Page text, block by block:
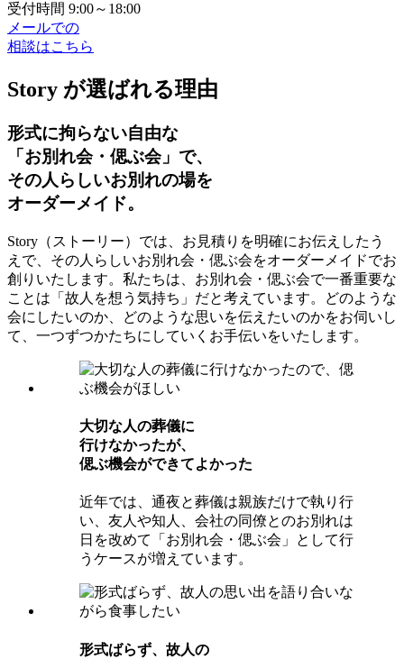
受付時間 9:00～18:00
メールでの
相談はこちら
Story が選ばれる理由
形式に拘らない自由な
「お別れ会・偲ぶ会」で、
その人らしいお別れの場を
オーダーメイド。
Story（ストーリー）では、お見積りを明確にお伝えしたう
えで、その人らしいお別れ会・偲ぶ会をオーダーメイドでお
創りいたします。私たちは、お別れ会・偲ぶ会で一番重要な
ことは「故人を想う気持ち」だと考えています。どのような
会にしたいのか、どのような思いを伝えたいのかをお伺いし
て、一つずつかたちにしていくお手伝いをいたします。
⼤切な⼈の葬儀に
⾏けなかったが、
偲ぶ機会ができてよかった
近年では、通夜と葬儀は親族だけで執り行
い、友人や知人、会社の同僚とのお別れは
日を改めて「お別れ会・偲ぶ会」として行
うケースが増えています。
形式ばらず、故⼈の